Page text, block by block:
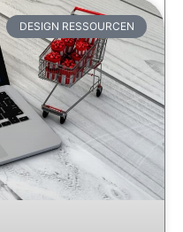
DESIGN RESSOURCEN